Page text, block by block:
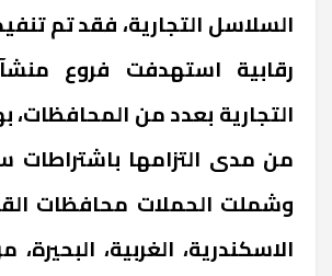
رقابية استهدفت فروع
التجارية بعدد من
من مدى التزامها باشتراطات
وشملت الحملات محافظات
الاسكندرية، الغربية،